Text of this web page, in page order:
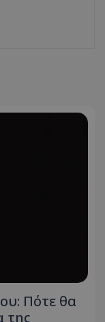
Πότε θα
της